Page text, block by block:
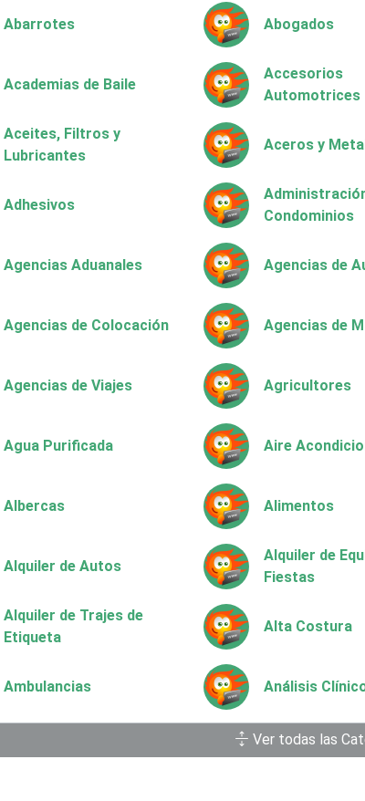
Abarrotes Abogados
Academias de Baile
Accesorios
Automotrices
Aceites, Filtros y
Lubricantes
Aceros y
Adhesivos
Condominios
Agencias Aduanales Agencias de
Agencias de Colocación Agencias de
Agencias de Viajes Agricultores
Agua Purificada Aire
Albercas Alimentos
Alquiler de Autos
Alquiler de
Fiestas
Alquiler de Trajes de
Etiqueta
Alta Costura
Ambulancias Análisis
Aparatos y
Eléctricos
Ver todas las